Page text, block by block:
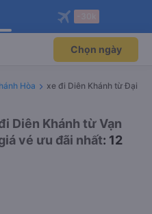
ngay!
viên độc
Mở app
máy bay qua
Mở app
Chọn ngày
Hòa
xe đi Diên Khánh từ Đại
Diên Khánh từ Vạn
vé ưu đãi nhất: 12